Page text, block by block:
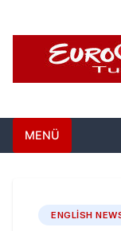
MENÜ
ENGLISH